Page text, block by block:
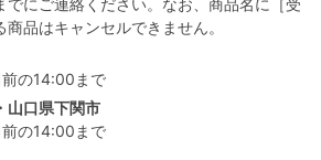
でにご連絡ください。なお、商品名に［受
品はキャンセルできません。
の14:00まで
山口県下関市
の14:00まで